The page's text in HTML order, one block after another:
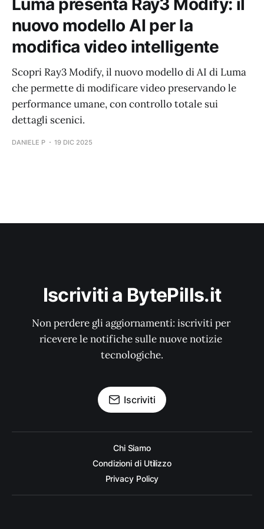
nuovo modello AI per la
modifica video intelligente
Scopri Ray3 Modify, il nuovo modello di AI di Luma
che permette di modificare video preservando le
performance umane, con controllo totale sui
dettagli scenici.
DANIELE P 19 DIC 2025
Iscriviti a BytePills.it
Non perdere gli aggiornamenti: iscriviti per
ricevere le notifiche sulle nuove notizie
tecnologiche.
Iscriviti
Chi Siamo
Condizioni di Utilizzo
Privacy Policy